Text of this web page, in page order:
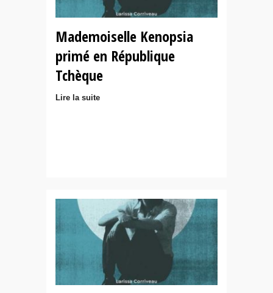
Mademoiselle Kenopsia
primé en République
Tchèque
Lire la suite